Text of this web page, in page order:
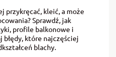
przykręcać, kleić, a może
Sprawdź, jak
profile balkonowe i
błędy, które najczęściej
blachy.